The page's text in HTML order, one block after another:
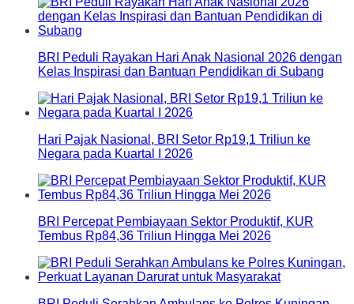
BRI Peduli Rayakan Hari Anak Nasional 2026 dengan
Kelas Inspirasi dan Bantuan Pendidikan di Subang
Hari Pajak Nasional, BRI Setor Rp19,1 Triliun ke
Negara pada Kuartal I 2026
BRI Percepat Pembiayaan Sektor Produktif, KUR
Tembus Rp84,36 Triliun Hingga Mei 2026